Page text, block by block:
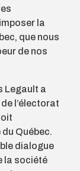
la
que nous
de nos
Legault a
l’électorat
du Québec.
dialogue
la société